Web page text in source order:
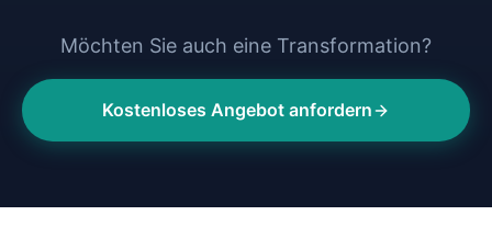
Möchten Sie auch eine Transformation?
Kostenloses Angebot anfordern